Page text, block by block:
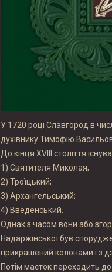
У 1720 році Славгород в
духівнику Тимофію
До кінця XVIII століття
1) Святителя Миколая;
2) Троїцький;
3) Архангельський;
4) Введенський.
Однак з часом вони або
Надаржінської був
прикрашений колонами і з
Потім маєток переходить до